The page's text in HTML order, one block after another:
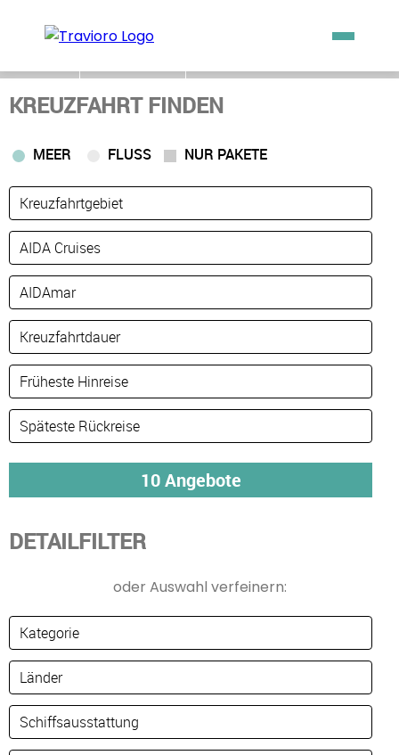
KREUZFAHRT FINDEN
MEER FLUSS NUR PAKETE
DETAILFILTER
oder Auswahl verfeinern: